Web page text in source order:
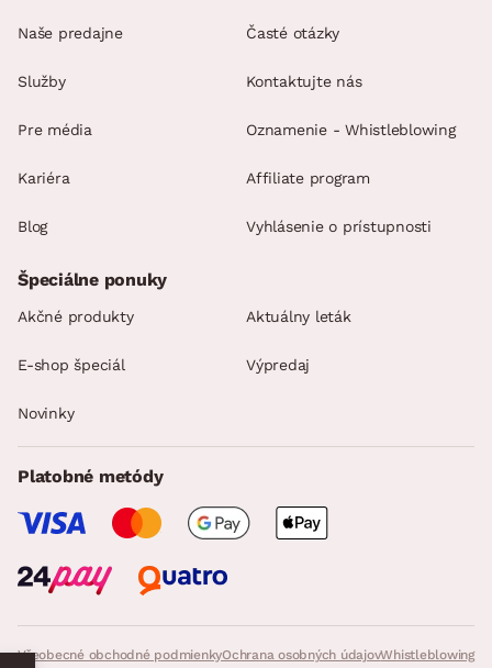
Naše predajne
Služby
Pre média
Kariéra
Blog
Časté otázky
Kontaktujte nás
Oznamenie - Whistleblowing
Affiliate program
Vyhlásenie o prístupnosti
Všeobecné obchodné podmienkyOchrana osobných údajovWhistleblowing
Špeciálne ponuky
Akčné produkty Aktuálny leták
E-shop špeciál Výpredaj
Novinky
Platobné metódy